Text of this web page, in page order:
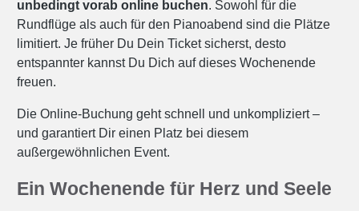
unbedingt vorab online buchen. Sowohl für die
Rundflüge als auch für den Pianoabend sind die Plätze
limitiert. Je früher Du Dein Ticket sicherst, desto
entspannter kannst Du Dich auf dieses Wochenende
freuen.
Die Online-Buchung geht schnell und unkompliziert –
und garantiert Dir einen Platz bei diesem
außergewöhnlichen Event.
Ein Wochenende für Herz und Seele